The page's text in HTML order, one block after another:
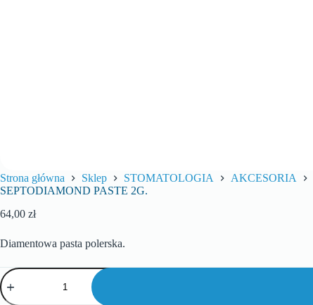
Strona główna Sklep STOMATOLOGIA AKCESORIA
SEPTODIAMOND PASTE 2G.
64,00 zł
Diamentowa pasta polerska.